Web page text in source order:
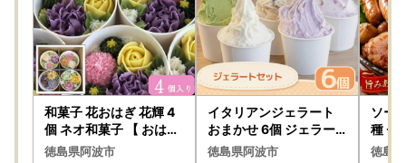
和菓子 花おはぎ 花輝 4
個 ネオ和菓子 【 おはぎ
】
徳島県阿波市
イタリアンジェラート
おまかせ 6個 ジェラー
ト
徳島県阿波市
ソー
種 セ
】
徳島